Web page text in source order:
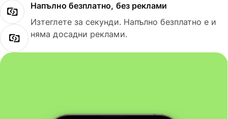
Напълно безплатно, без реклами
Изтеглете за секунди. Напълно безплатно е и
няма досадни реклами.